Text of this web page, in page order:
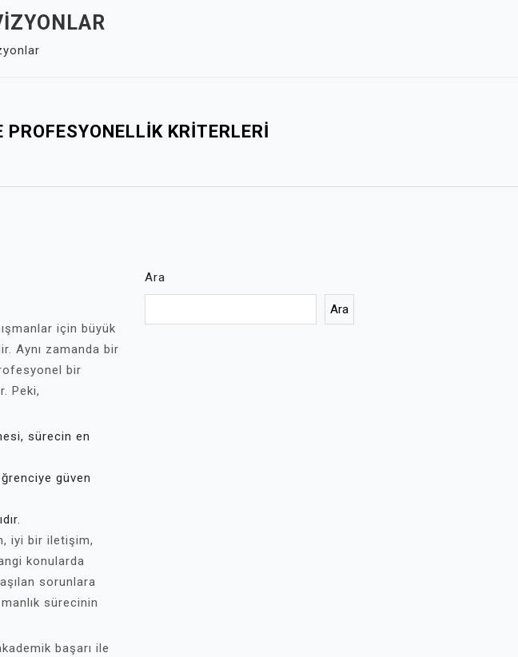
KRITERLERI
için büyük
Aynı zamanda bir
bir
Peki,
sürecin en
güven
iyi bir iletişim,
konularda
sorunlara
sürecinin
başarı ile
Ara
Ara